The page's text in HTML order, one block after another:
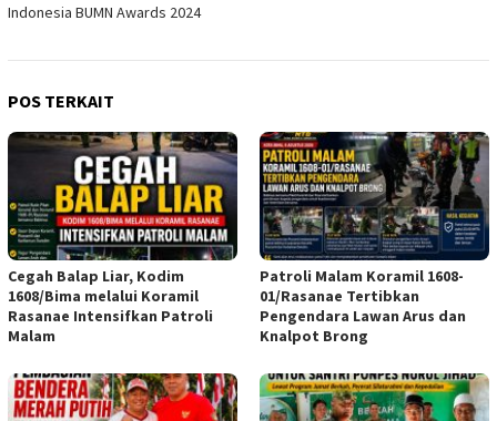
Indonesia BUMN Awards 2024
POS TERKAIT
Cegah Balap Liar, Kodim
1608/Bima melalui Koramil
Rasanae Intensifkan Patroli
Malam
Patroli Malam Koramil 1608-
01/Rasanae Tertibkan
Pengendara Lawan Arus dan
Knalpot Brong